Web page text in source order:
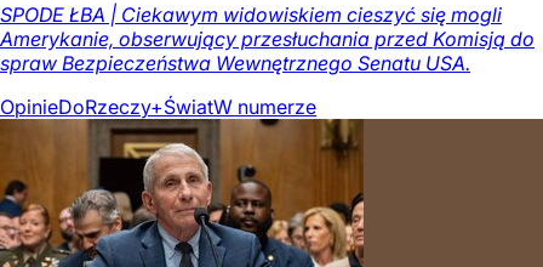
SPODE ŁBA | Ciekawym widowiskiem cieszyć się mogli
Amerykanie, obserwujący przesłuchania przed Komisją do
spraw Bezpieczeństwa Wewnętrznego Senatu USA.
OpinieDoRzeczy+ŚwiatW numerze